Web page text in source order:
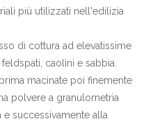
più utilizzati nell'edilizia
di cottura ad elevatissime
caolini e sabbia.
macinate poi finemente
polvere a granulometria
e successivamente alla